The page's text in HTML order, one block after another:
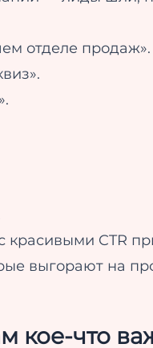
отделе продаж».
красивыми CTR
выгорают на
кое-что